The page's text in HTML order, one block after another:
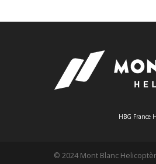
HBG France
© 2024 Mont Blanc